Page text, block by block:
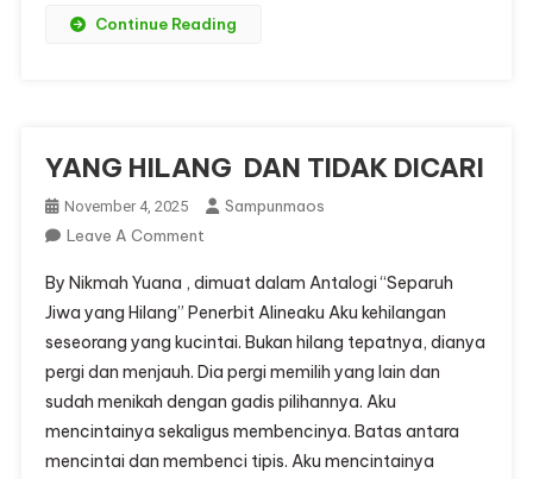
Continue Reading
YANG HILANG DAN TIDAK DICARI
November 4, 2025
Sampunmaos
Leave A CommentOn
HILANG
DAN
TIDAK
DICARI
By Nikmah Yuana , dimuat dalam Antalogi “Separuh
Jiwa yang Hilang” Penerbit Alineaku Aku kehilangan
seseorang yang kucintai. Bukan hilang tepatnya, dianya
pergi dan menjauh. Dia pergi memilih yang lain dan
sudah menikah dengan gadis pilihannya. Aku
mencintainya sekaligus membencinya. Batas antara
mencintai dan membenci tipis. Aku mencintainya